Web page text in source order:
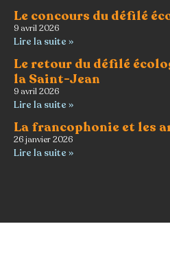
Le concours du défilé
9 avril 2026
Lire la suite »
Le retour du défilé
la Saint-Jean
9 avril 2026
Lire la suite »
La francophonie et les
26 janvier 2026
Lire la suite »